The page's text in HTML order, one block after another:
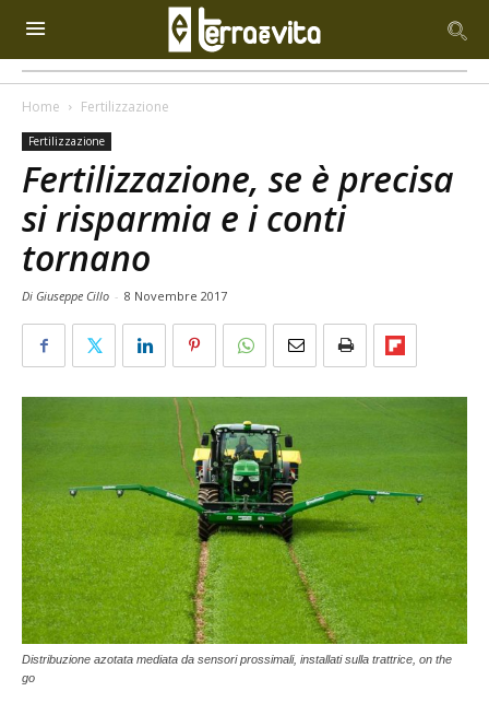
Home Fertilizzazione
Fertilizzazione
Fertilizzazione, se è precisa
si risparmia e i conti
tornano
Di Giuseppe Cillo - 8 Novembre 2017
Distribuzione azotata mediata da sensori prossimali, installati sulla trattrice, on the
go